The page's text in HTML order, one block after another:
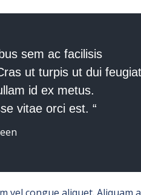
sem ac facilisis
ut turpis ut dui feugiat
id ex metus.
vitae orci est. “